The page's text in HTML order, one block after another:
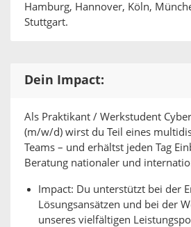
Hamburg, Hannover, Köln,
Stuttgart.
Dein Impact:
Als Praktikant / Werkstudent
(m/w/d) wirst du Teil eines
Teams – und erhältst jeden Tag
Beratung nationaler und
Impact: Du unterstützt bei der
Lösungsansätzen und bei der
unseres vielfältigen